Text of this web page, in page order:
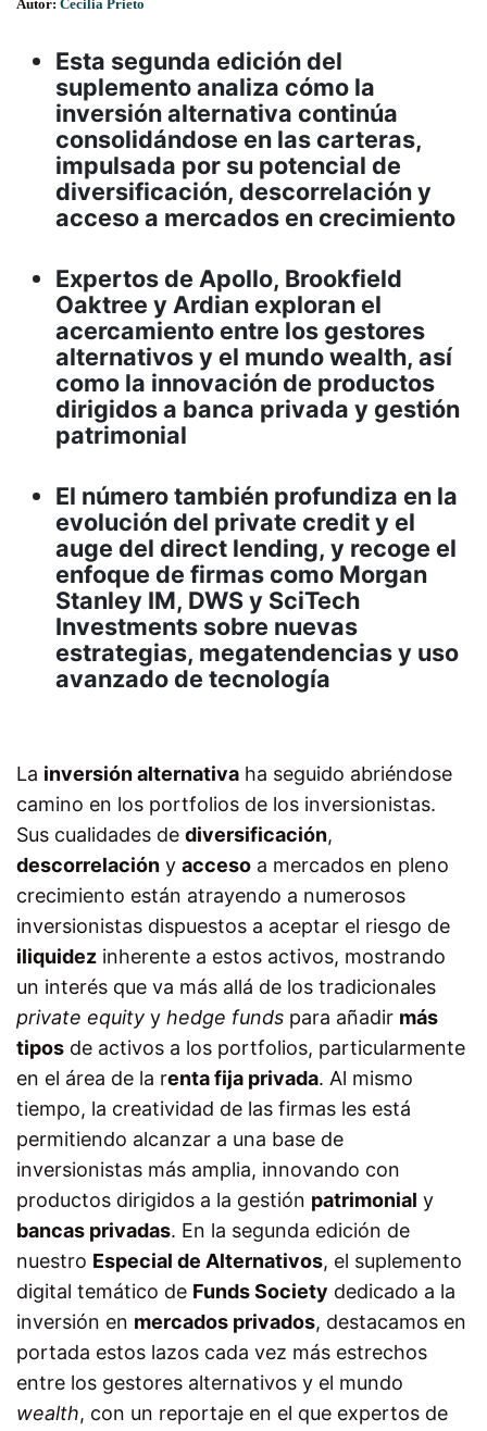
Autor: Cecilia Prieto
Esta segunda edición del
suplemento analiza cómo la
inversión alternativa continúa
consolidándose en las carteras,
impulsada por su potencial de
diversificación, descorrelación y
acceso a mercados en crecimiento
Expertos de Apollo, Brookfield
Oaktree y Ardian exploran el
acercamiento entre los gestores
alternativos y el mundo wealth, así
como la innovación de productos
dirigidos a banca privada y gestión
patrimonial
El número también profundiza en la
evolución del private credit y el
auge del direct lending, y recoge el
enfoque de firmas como Morgan
Stanley IM, DWS y SciTech
Investments sobre nuevas
estrategias, megatendencias y uso
avanzado de tecnología
La inversión alternativa ha seguido abriéndose
camino en los portfolios de los inversionistas.
Sus cualidades de diversificación,
descorrelación y acceso a mercados en pleno
crecimiento están atrayendo a numerosos
inversionistas dispuestos a aceptar el riesgo de
iliquidez inherente a estos activos, mostrando
un interés que va más allá de los tradicionales
private equity y hedge funds para añadir más
tipos de activos a los portfolios, particularmente
en el área de la renta fija privada. Al mismo
tiempo, la creatividad de las firmas les está
permitiendo alcanzar a una base de
inversionistas más amplia, innovando con
productos dirigidos a la gestión patrimonial y
bancas privadas. En la segunda edición de
nuestro Especial de Alternativos, el suplemento
digital temático de Funds Society dedicado a la
inversión en mercados privados, destacamos en
portada estos lazos cada vez más estrechos
entre los gestores alternativos y el mundo
wealth, con un reportaje en el que expertos de